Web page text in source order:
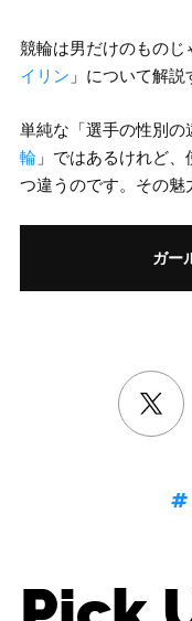
競輪は男だけのものじ
イリン 」について解説
単純な「選手の性別の
輪」ではあるけれど、
つ違うのです。その魅
ガー